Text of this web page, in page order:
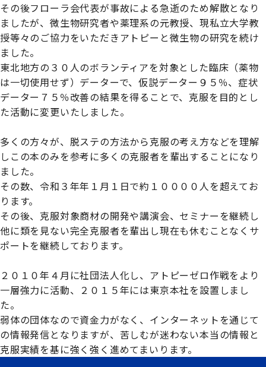
その後フローラ会代表が事故による急逝のため解散となり
ましたが、微生物研究者や薬理系の元教授、現私立大学教
授等々のご協力をいただきアトピーと微生物の研究を続け
ました。
東北地方の３０人のボランティアを対象とした臨床（薬物
は一切使用せず）データーで、仮説データー９５％、症状
データー７５％改善の結果を得ることで、克服を目的とし
た活動に変更いたしました。
多くの方々が、脱ステの方法から克服の考え方などを理解
しこの本のみを参考に多くの克服者を輩出することになり
ました。
その数、令和３年年１月１日で約１００００人を超えてお
ります。
その後、克服対象商材の開発や講演会、セミナーを継続し
他に類を見ない完全克服者を輩出し現在も休むことなくサ
ポートを継続しております。
２０１０年４月に社団法人化し、アトピーゼロ作戦をより
一層強力に活動、２０１５年には東京本社を設置しまし
た。
弱体の団体なので資金力がなく、インターネットを通じて
の情報発信となりますが、苦しむが迷わない本当の情報と
克服実績を基に強く強く進めてまいります。